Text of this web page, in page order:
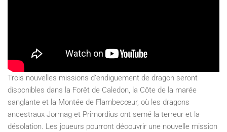
Trois nouvelles missions d’endiguement de dragon seront
disponibles dans la Forêt de Caledon, la Côte de la marée
sanglante et la Montée de Flambecœur, où les dragons
ancestraux Jormag et Primordius ont semé la terreur et la
désolation. Les joueurs pourront découvrir une nouvelle mission